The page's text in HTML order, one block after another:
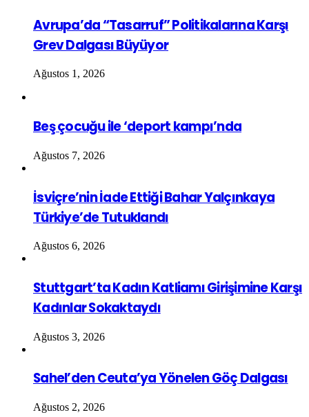
Avrupa’da “Tasarruf” Politikalarına Karşı
Grev Dalgası Büyüyor
Ağustos 1, 2026
Beş çocuğu ile ‘deport kampı’nda
Ağustos 7, 2026
İsviçre’nin İade Ettiği Bahar Yalçınkaya
Türkiye’de Tutuklandı
Ağustos 6, 2026
Stuttgart’ta Kadın Katliamı Girişimine Karşı
Kadınlar Sokaktaydı
Ağustos 3, 2026
Sahel’den Ceuta’ya Yönelen Göç Dalgası
Ağustos 2, 2026